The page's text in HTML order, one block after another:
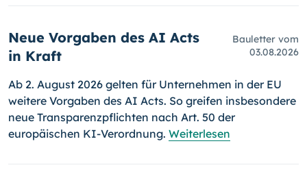
Neue Vorgaben des AI Acts
in Kraft
Bauletter vom
03.08.2026
Ab 2. August 2026 gelten für Unternehmen in der EU
weitere Vorgaben des AI Acts. So greifen insbesondere
neue Transparenzpflichten nach Art. 50 der
europäischen KI-Verordnung. Weiterlesen